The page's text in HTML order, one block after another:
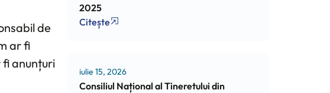
de
ar fi
fi anunțuri
2025
Citește
iulie 15, 2026
Consiliul Național al Tineretului din